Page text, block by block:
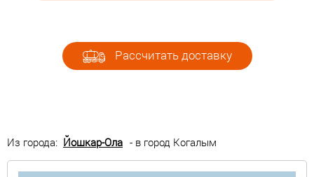
Рассчитать доставку
Из города: Йошкар-Ола - в город Когалым